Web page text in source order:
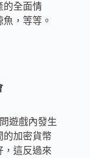
的全面情
，等等。
遊戲內發生
的加密貨幣
，這反過來